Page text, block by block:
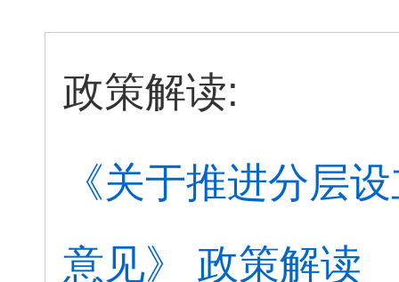
政策解读:
《关于推进分层
意见》 政策解读